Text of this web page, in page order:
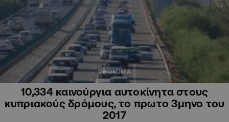
ΟΙΚΟΝΟΜΙΑ
10,334 καινούργια αυτοκίνητα στους
κυπριακούς δρόμους, το πρωτο 3μηνο του
2017